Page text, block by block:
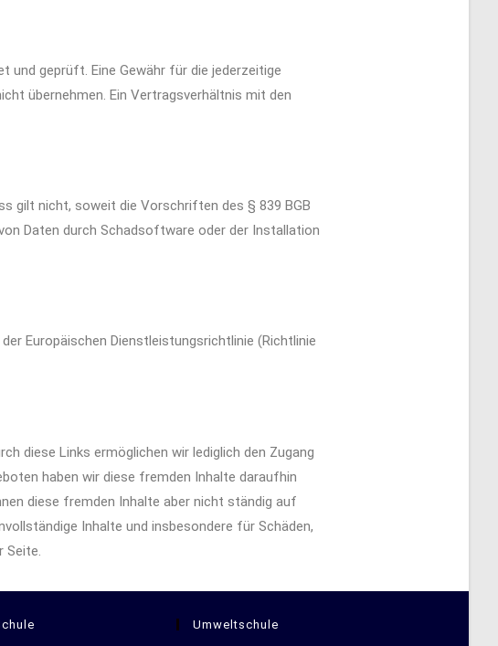
geprüft. Eine Gewähr für die jederzeitige
übernehmen. Ein Vertragsverhältnis mit den
gilt nicht, soweit die Vorschriften des § 839 BGB
Daten durch Schadsoftware oder der Installation
Europäischen Dienstleistungsrichtlinie (Richtlinie
diese Links ermöglichen wir lediglich den Zugang
haben wir diese fremden Inhalte daraufhin
diese fremden Inhalte aber nicht ständig auf
Inhalte und insbesondere für Schäden,
Seite.
Umweltschule